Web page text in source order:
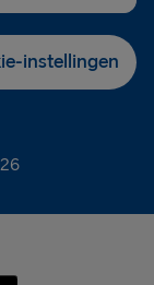
instellingen